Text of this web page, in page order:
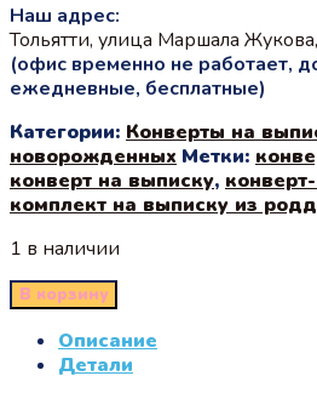
Наш адрес:
Тольятти, улица Маршала
(офис временно не работает,
ежедневные, бесплатные)
Категории: Конверты на
новорожденных Метки:
конверт на выписку,
комплект на выписку из
1 в наличии
В корзину
Описание
Детали